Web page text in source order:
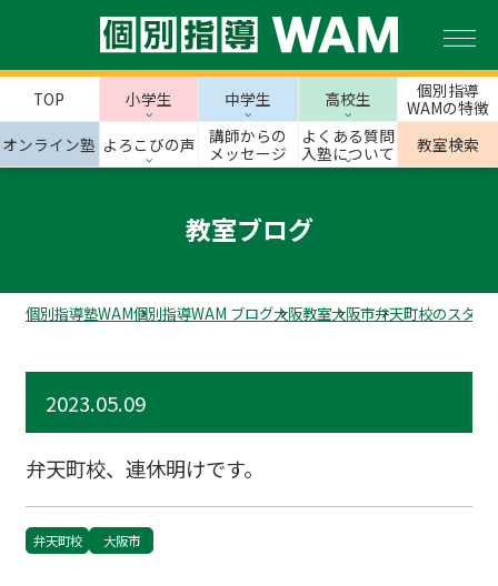
TOP 小学生 中学生 高校生
個別指導
WAMの特徴
オンライン塾 よろこびの声
講師からの
メッセージ
よくある質問
入塾について
教室検索
教室ブログ
個別指導塾WAM個別指導WAM ブログ大阪教室大阪市弁天町校のスタッ
2023.05.09
弁天町校、連休明けです。
弁天町校 大阪市